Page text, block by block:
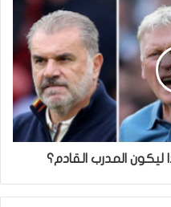
المدرب القادم؟